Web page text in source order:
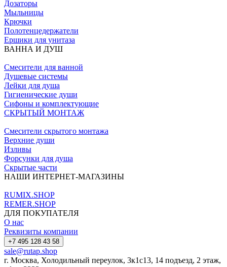
Дозаторы
Мыльницы
Крючки
Полотенцедержатели
Ершики для унитаза
ВАННА И ДУШ
Смесители для ванной
Душевые системы
Лейки для душа
Гигиенические души
Сифоны и комплектующие
СКРЫТЫЙ МОНТАЖ
Смесители скрытого монтажа
Верхние души
Изливы
Форсунки для душа
Скрытые части
НАШИ ИНТЕРНЕТ-МАГАЗИНЫ
RUMIX.SHOP
REMER.SHOP
ДЛЯ ПОКУПАТЕЛЯ
О нас
Реквизиты компании
+7 495 128 43 58
sale@rutap.shop
г. Москва, Холодильный переулок, 3к1с13, 14 подъезд, 2 этаж,